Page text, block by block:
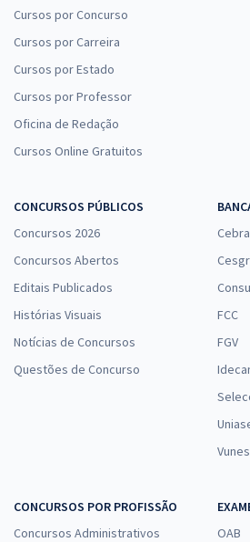
Cursos por Concurso
Cursos por Carreira
Cursos por Estado
Cursos por Professor
Oficina de Redação
Cursos Online Gratuitos
CONCURSOS PÚBLICOS
Concursos 2026
Concursos Abertos
Editais Publicados
Histórias Visuais
Notícias de Concursos
Questões de Concurso
FCC
FGV
CONCURSOS POR PROFISSÃO
Concursos Administrativos
OAB